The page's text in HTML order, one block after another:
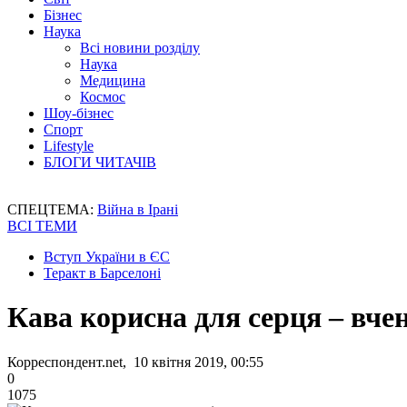
Бізнес
Наука
Всі новини розділу
Наука
Медицина
Космос
Шоу-бізнес
Спорт
Lifestyle
БЛОГИ ЧИТАЧІВ
СПЕЦТЕМА: Війна в Ірані
ВСІ ТЕМИ
Вступ України в ЄС
Теракт в Барселоні
Кава корисна для серця –
Корреспондент.net, 10 квітня 2019, 00:55
0
1075